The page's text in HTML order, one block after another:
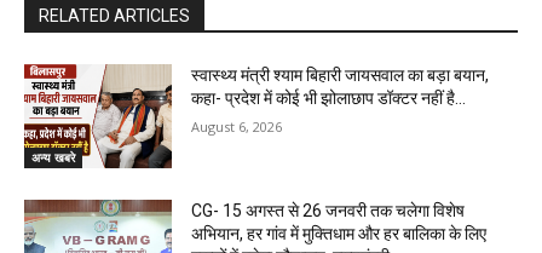
RELATED ARTICLES
अन्य खबरे
स्वास्थ्य मंत्री श्याम बिहारी जायसवाल का बड़ा बयान,
कहा- प्रदेश में कोई भी झोलाछाप डॉक्टर नहीं है…
August 6, 2026
CG- 15 अगस्त से 26 जनवरी तक चलेगा विशेष
अभियान, हर गांव में मुक्तिधाम और हर बालिका के लिए